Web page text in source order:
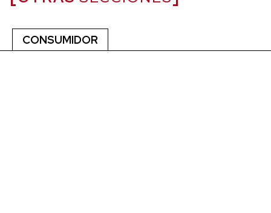
CONSUMIDOR